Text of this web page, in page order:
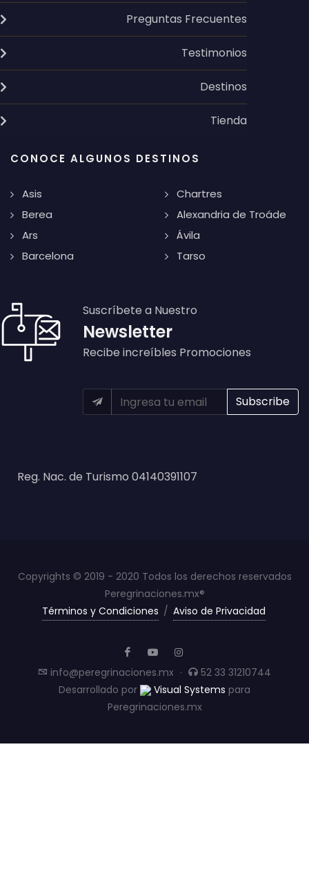
Preguntas Frecuentes
Testimonios
Destinos
Tienda
CONOCE ALGUNOS DESTINOS
Asis
Berea
Ars
Barcelona
Chartres
Alexandria de Troáde
Ávila
Tarso
Suscríbete a Nuestro
Newsletter
Recibe increíbles Promociones
Reg. Nac. de Turismo 04140391107
Copyrights © 2019 - 2020 Todos los derechos reservados
Peregrinaciones.mx®
Términos y Condiciones / Aviso de Privacidad
info@peregrinaciones.mx ·
52 33 31210744
Desarrollado por
Visual Systems para
Peregrinaciones.mx